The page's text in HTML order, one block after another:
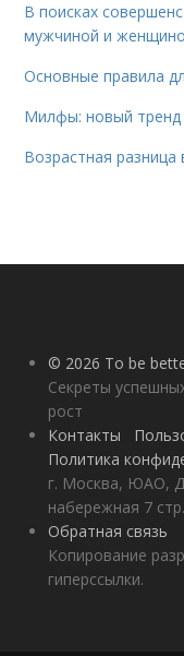
В поисках
мужчиной и
Основные правила
Милфы: новый
Возрастная
© 2026 To be
Секреты
рост
Контакты
Политика
г. Москва, ЮАО,
набережная 7
Обратная связь
Копирование
гиперссылки.